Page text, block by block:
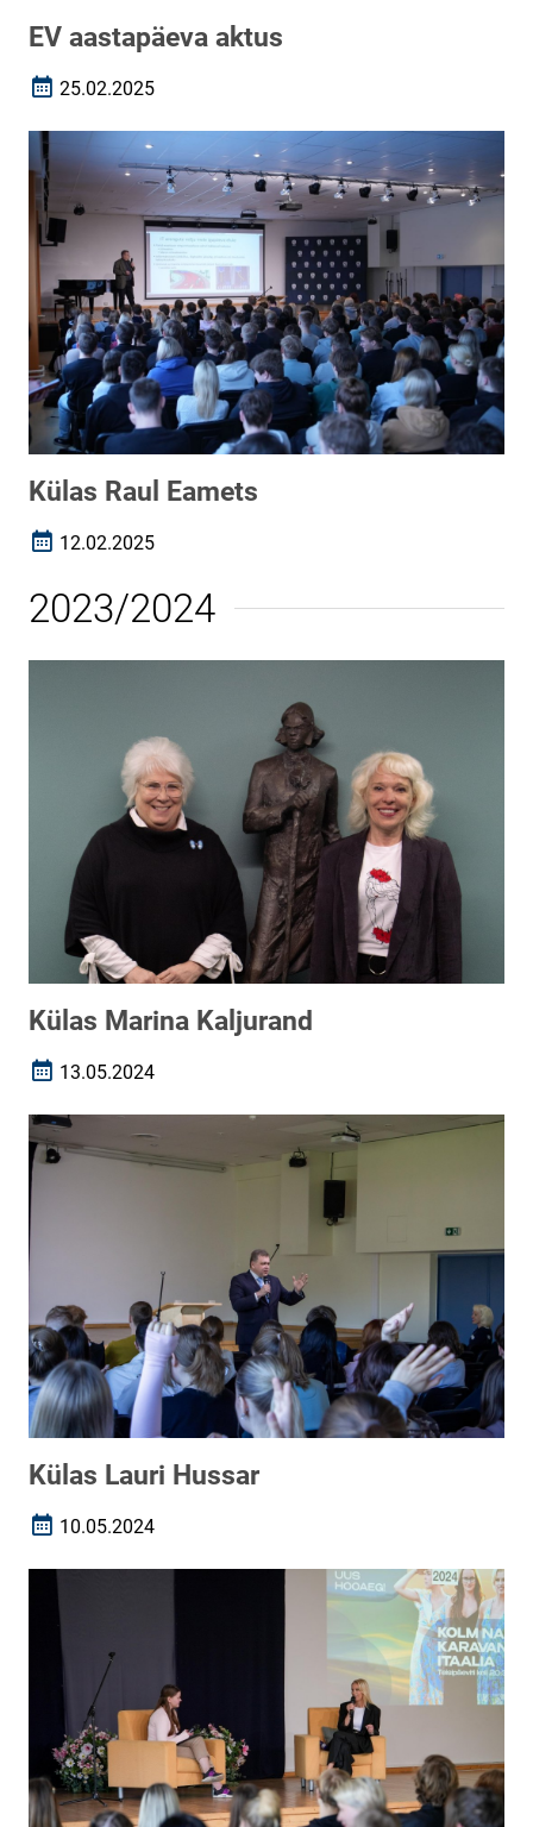
EV aastapäeva aktus
Loomise kuupäev
25.02.2025
Külas Raul Eamets
Loomise kuupäev
12.02.2025
2023/2024
Külas Marina Kaljurand
Loomise kuupäev
13.05.2024
Külas Lauri Hussar
Loomise kuupäev
10.05.2024